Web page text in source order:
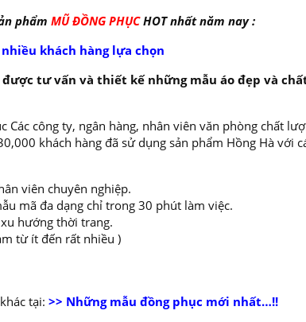
phẩm MŨ ĐỒNG PHỤCHOT nhất năm nay :
khách hàng lựa chọn
được tư vấn và thiết kế những mẫu áo đẹp và
Các công ty, ngân hàng, nhân viên văn phòng chất
khách hàng đã sử dụng sản phẩm Hồng Hà với
viên chuyên nghiệp.
mã đa dạng chỉ trong 30 phút làm việc.
hướng thời trang.
từ ít đến rất nhiều )
tại: >> Những mẫu đồng phục mới nhất…!!